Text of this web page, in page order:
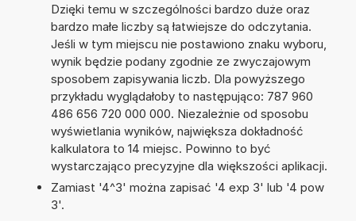
Dzięki temu w szczególności bardzo duże oraz
bardzo małe liczby są łatwiejsze do odczytania.
Jeśli w tym miejscu nie postawiono znaku wyboru,
wynik będzie podany zgodnie ze zwyczajowym
sposobem zapisywania liczb. Dla powyższego
przykładu wyglądałoby to następująco: 787 960
486 656 720 000 000. Niezależnie od sposobu
wyświetlania wyników, największa dokładność
kalkulatora to 14 miejsc. Powinno to być
wystarczająco precyzyjne dla większości aplikacji.
Zamiast '4^3' można zapisać '4 exp 3' lub '4 pow
3'.